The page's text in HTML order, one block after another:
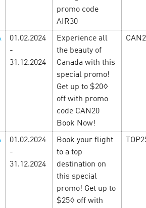
в e-commerce
– Удивляем красивыми
офферов!С 15 по 31 июля
преображения офферов!
e-commerce индустрии д…
promo code
AIR30
01.02.2024
-
31.12.2024
Experience all
the beauty of
Canada with this
special promo!
Get up to $20◊
off with promo
code CAN20
Book Now!
01.02.2024
-
31.12.2024
Book your flight
to a top
destination on
this special
promo! Get up to
$25◊ off with